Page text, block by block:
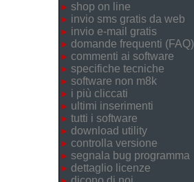
shop on line
invio sms gratis da web
invio e-mail gratis
domande frequenti (FAQ)
commenti ai software
specifiche tecniche
software non m8k
i più cliccati
ultimi inserimenti
tutti i software
download utility
controlla versione
segnala bug programma
dettaglio licenze